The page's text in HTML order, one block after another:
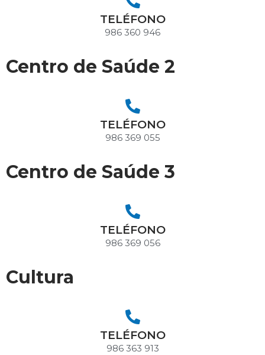
TELÉFONO
986 360 946
Centro de Saúde 2
TELÉFONO
986 369 055
Centro de Saúde 3
TELÉFONO
986 369 056
Cultura
TELÉFONO
986 363 913